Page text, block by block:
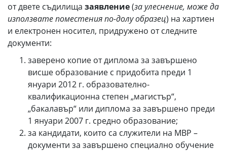
от двете съдилища заявление(за улеснение, може да
използвате поместения по-долу образец) на хартиен
и електронен носител, придружено от следните
документи:
заверено копие от диплома за завършено
висше образование с придобита преди 1
януари 2012 г. образователно-
квалификационна степен „магистър“,
„бакалавър“ или диплома за завършено преди
1 януари 2007 г. средно образование;
за кандидати, които са служители на МВР –
документи за завършено специално обучение